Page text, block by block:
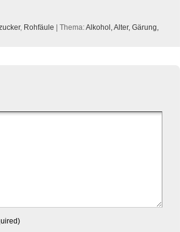
, Rohfäule | Thema:Alkohol,Alter, Gärung,